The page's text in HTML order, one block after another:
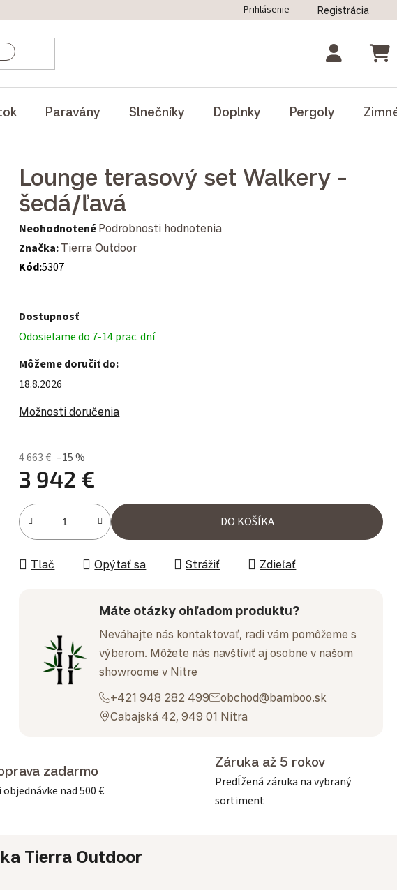
Odstúpenie od zmluvy
Prihlásenie Registrácia
Paravány Slnečníky Doplnky Pergoly
Lounge terasový set Walkery -
šedá/ľavá
Priemerné hodnotenie produktu je 0,0 z 5 hviezdičiek.
Neohodnotené Podrobnosti hodnotenia
Značka: Tierra Outdoor
Kód:5307
Dostupnosť
Odosielame do 7-14 prac. dní
Môžeme doručiť do:
18.8.2026
Možnosti doručenia
4 663 € –15 %
3 942 €
Jednotková cena:
DO KOŠÍKA
Tlač Opýtať sa Strážiť Zdieľať
Máte otázky ohľadom produktu?
Neváhajte nás kontaktovať, radi vám pomôžeme s
výberom. Môžete nás navštíviť aj osobne v našom
showroome v Nitre
+421 948 282 499
obchod@bamboo.sk
Cabajská 42, 949 01 Nitra
zadarmo
objednávke nad 500 €
Záruka až 5 rokov
Predĺžená záruka na vybraný
sortiment
Tierra Outdoor